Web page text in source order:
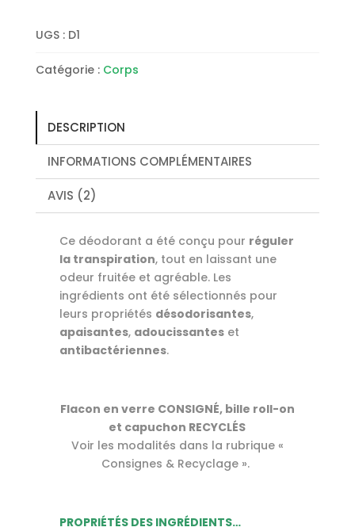
UGS : D1
Catégorie : Corps
DESCRIPTION
INFORMATIONS COMPLÉMENTAIRES
AVIS (2)
Ce déodorant a été conçu pour réguler
la transpiration, tout en laissant une
odeur fruitée et agréable. Les
ingrédients ont été sélectionnés pour
leurs propriétés désodorisantes,
apaisantes, adoucissanteset
antibactériennes.
Flacon en verre CONSIGNÉ, bille roll-on
et capuchon RECYCLÉS
Voir les modalités dans la rubrique «
Consignes & Recyclage ».
PROPRIÉTÉS DES INGRÉDIENTS…